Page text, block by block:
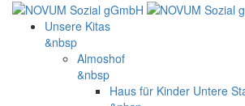
Unsere Kitas
&nbsp
Almoshof
&nbsp
Haus für Kinder Untere